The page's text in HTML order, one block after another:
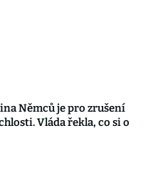
Němců je pro zrušení
Vláda řekla, co si o